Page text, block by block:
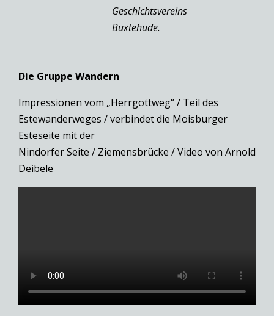
Geschichtsvereins
Buxtehude.
Die Gruppe Wandern
Impressionen vom „Herrgottweg“ / Teil des
Estewanderweges / verbindet die Moisburger
Esteseite mit der
Nindorfer Seite / Ziemensbrücke / Video von Arnold
Deibele